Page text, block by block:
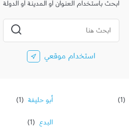
ابحث باستخدام العنوان أو المدينة أو الدولة
استخدام موقعي
أبو حليفة
البدع